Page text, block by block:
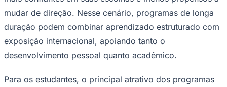
Corinthians
incluindo opções como semestres
acadêmicos e anos letivos completos.
"Muitos estudantes estão repensando o momento de